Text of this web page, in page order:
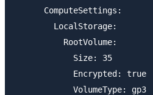
      ComputeSettings:
        LocalStorage:
          RootVolume:
            Size: 35
            Encrypted: true
            VolumeType: gp3